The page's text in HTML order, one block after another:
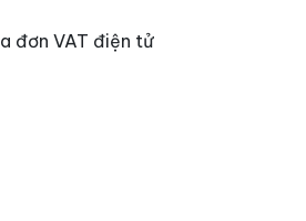
đơn VAT điện tử